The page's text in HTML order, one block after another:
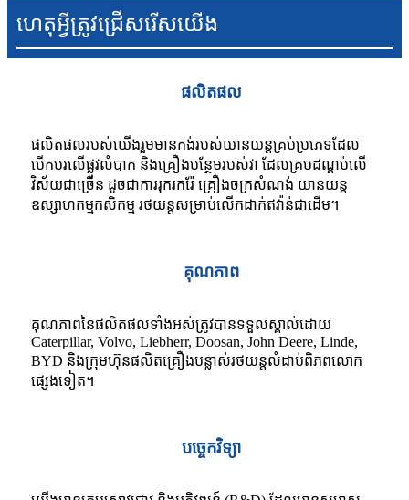
ហេតុអ្វីត្រូវជ្រើសរើសយើង
ផលិតផល
ផលិតផលរបស់យើងរួមមានកង់របស់យានយន្តគ្រប់ប្រភេទដែល
បើកបរលើផ្លូវលំបាក និងគ្រឿងបន្ថែមរបស់វា ដែលគ្របដណ្តប់លើ
វិស័យជាច្រើន ដូចជាការរុករករ៉ែ គ្រឿងចក្រសំណង់ យានយន្ត
ឧស្សាហកម្មកសិកម្ម រថយន្តសម្រាប់លើកដាក់ឥវ៉ាន់ជាដើម។
គុណភាព
គុណភាពនៃផលិតផលទាំងអស់ត្រូវបានទទួលស្គាល់ដោយ
Caterpillar, Volvo, Liebherr, Doosan, John Deere, Linde,
BYD និងក្រុមហ៊ុនផលិតគ្រឿងបន្លាស់រថយន្តលំដាប់ពិភពលោក
ផ្សេងទៀត។
បច្ចេកវិទ្យា